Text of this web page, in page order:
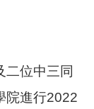
二位中三同
院進行2022